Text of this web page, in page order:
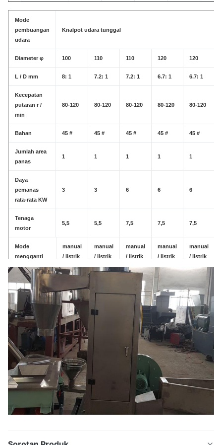
Tenaga
motor
Mode
udara
Mode
pembuangan
udara
Knalpot udara tunggal
Diameter φ 100 110 110 120 120
L / D mm 8: 1 7.2: 1 7.2: 1 6.7: 1 6.7: 1
Kecepatan
putaran r /
min
80-120 80-120 80-120 80-120 80-120
Bahan 45 # 45 # 45 # 45 # 45 #
Jumlah area
panas
1 1 1 1 1
Daya
pemanas
rata-rata KW
3 3 6 6 6
Tenaga
motor
5,5 5,5 7,5 7,5 7,5
Mode
mengganti
saringan
manual
/ listrik
/
manual
/ listrik
/
manual
/ listrik
/
manual
/ listrik
/
manual
/ listrik
Konfigurasi
tangki listrik
/ Kontrol suhu otomatis
Mode
pendinginan
air air air
Throughput
Kg / jam
60-100 80-120
100-
120-
160
Pengaturan
kecepatan
untuk mesin
partikel KW
1.1 1.1